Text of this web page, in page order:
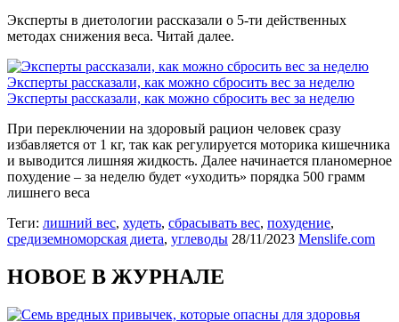
Эксперты в диетологии рассказали о 5-ти действенных
методах снижения веса. Читай далее.
Эксперты рассказали, как можно сбросить вес за неделю
Эксперты рассказали, как можно сбросить вес за неделю
При переключении на здоровый рацион человек сразу
избавляется от 1 кг, так как регулируется моторика кишечника
и выводится лишняя жидкость. Далее начинается планомерное
похудение – за неделю будет «уходить» порядка 500 грамм
лишнего веса
Теги: лишний вес, худеть, сбрасывать вес, похудение,
средиземноморская диета, углеводы 28/11/2023 Menslife.com
НОВОЕ В ЖУРНАЛЕ